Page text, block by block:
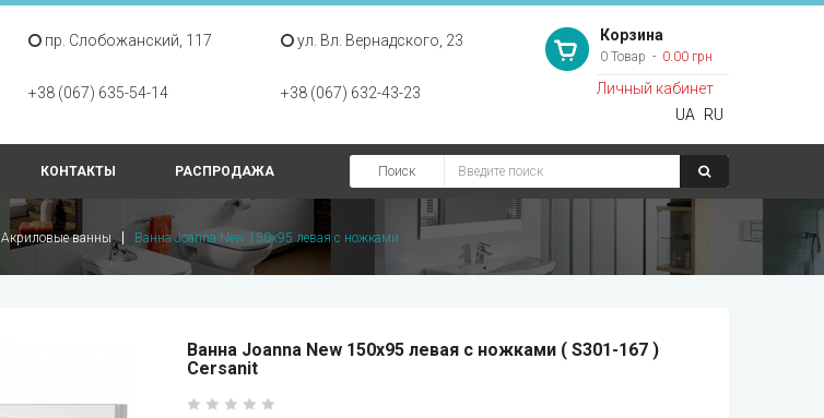
пр. Слобожанский, 117
+38 (067) 635-54-14
ул. Вл. Вернадского, 23
+38 (067) 632-43-23
Корзина
0 Товар 0.00 грн
Личный кабинет
UA
RU
КОНТАКТЫ РАСПРОДАЖА Поиск
Акриловые ванны Ванна Joanna New 150х95 левая с ножками
Ванна Joanna New 150х95 левая с ножками ( S301-167 )
Cersanit